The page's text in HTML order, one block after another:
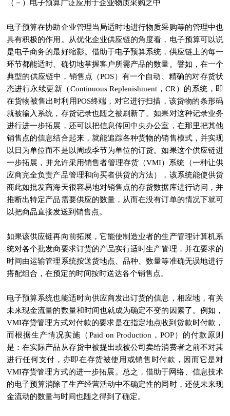
（－）电子预算广泛应用于企业物质采购之中
电子预算在协助企业管理当局适时地进行物质采购等的管理中也
具有积极的作用。从优化企业供应链的角度看，电子预算可以说
是电子商务的最好缩影。借助于电子预算系统，供应链上的每一
环节都能适时、确切地掌握客户所需产品的数量。譬如，在一个
典型的供应链中，销售点（POS）有一个自动、精确的对存货状
态进行永续更新（Continuous Replenishment，CR）的系统，即
在货物被售出时利用POS终端，对它进行扫描，该货物的条形码
就被输入系统，存货记录也随之被刷新了。如果对这种记录业务
进行进一步拓展，还可以把信息传回中央办公室，在那里把其他
销售点的信息结合起来，就能追踪各种货物的销售模式，并实现
以日为单位而不是以周或季节为单位的订货。如果这个供应链进
一步拓展，并允许采用销售者管理存货（VMI）系统（一种让供
应商完全负责产品管理和向买者供货的方法），该系统能使供货
商此如批发商海天很容易地对销售点的存货数据库进行访问，并
推断出特定产品需要供应的数量，从而在没有订单的情况下就可
以把商品直接发送到销售点。
如果该供应链再向前拓展，它能使制造业者的生产管理计算机系
统对各个批发商要求订货的产品实行适时生产管理，并在要求的
时间由运输管理系统按送货地点、品种、数量等准确无误地进行
搭配组合，在预定的时间按时送达各个销售点。
电子预算系统也能适时向供应商发出订货的信息，相应地，有关
未来现金流量的数量和时间也就成为确定不变的因素了。例如，
VMI存贷管理方式对付款的要求是在指定地点收到货款时付款，
而根据生产情况实施（Paid on Production，POP）的付款原则
是：在实际产品从存货中被提出或被公司卖给消费者之前不对其
进行任何支付，亦即在存货被使用或销售时付款，因而它是对
VMI存货管理方式的进一步拓展。总之，借助于网络、信息技术
的电子预算消除了生产经营活动中不确定性的同时，还使未来现
金流动的数量与时间也随之得到了确定。